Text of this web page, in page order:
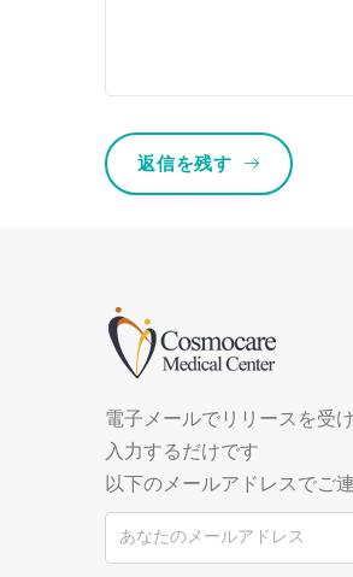
返信を残す
電子メールでリリースを受
入力するだけです
以下のメールアドレスでご